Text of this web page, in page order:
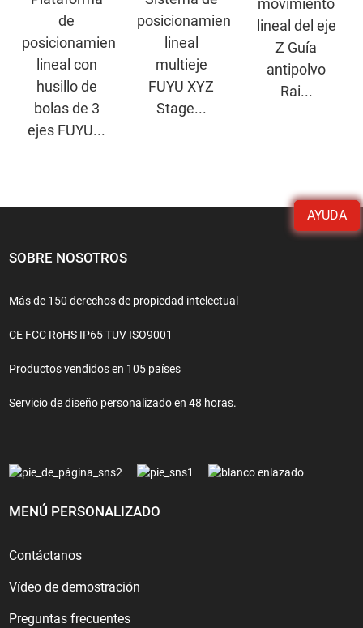
AYUDA
de
posicionamiento
lineal con
husillo de
bolas de 3
ejes FUYU...
posicionamiento
lineal
multieje
FUYU XYZ
Stage...
lineal del eje
Z Guía
antipolvo
Rai...
SOBRE NOSOTROS
Más de 150 derechos de propiedad intelectual
CE FCC RoHS IP65 TUV ISO9001
Productos vendidos en 105 países
Servicio de diseño personalizado en 48 horas.
MENÚ PERSONALIZADO
Contáctanos
Vídeo de demostración
Preguntas frecuentes